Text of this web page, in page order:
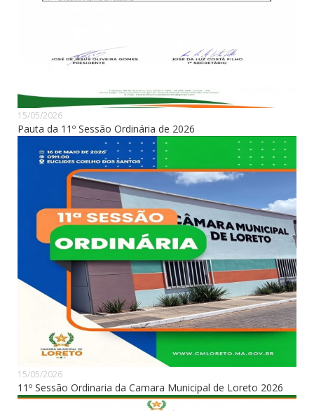
15/05/2026
Pauta da 11º Sessão Ordinária de 2026
15/05/2026
11º Sessão Ordinaria da Camara Municipal de Loreto 2026